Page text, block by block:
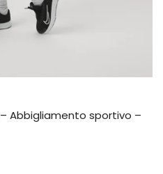
– Abbigliamento sportivo –